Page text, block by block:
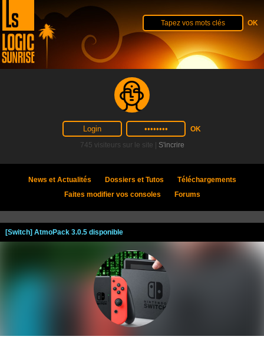
745 visiteurs sur le site | S'incrire
News et Actualités Dossiers et Tutos
Téléchargements
Faites modifier vos consoles
Forums
[Switch] AtmoPack 3.0.5 disponible